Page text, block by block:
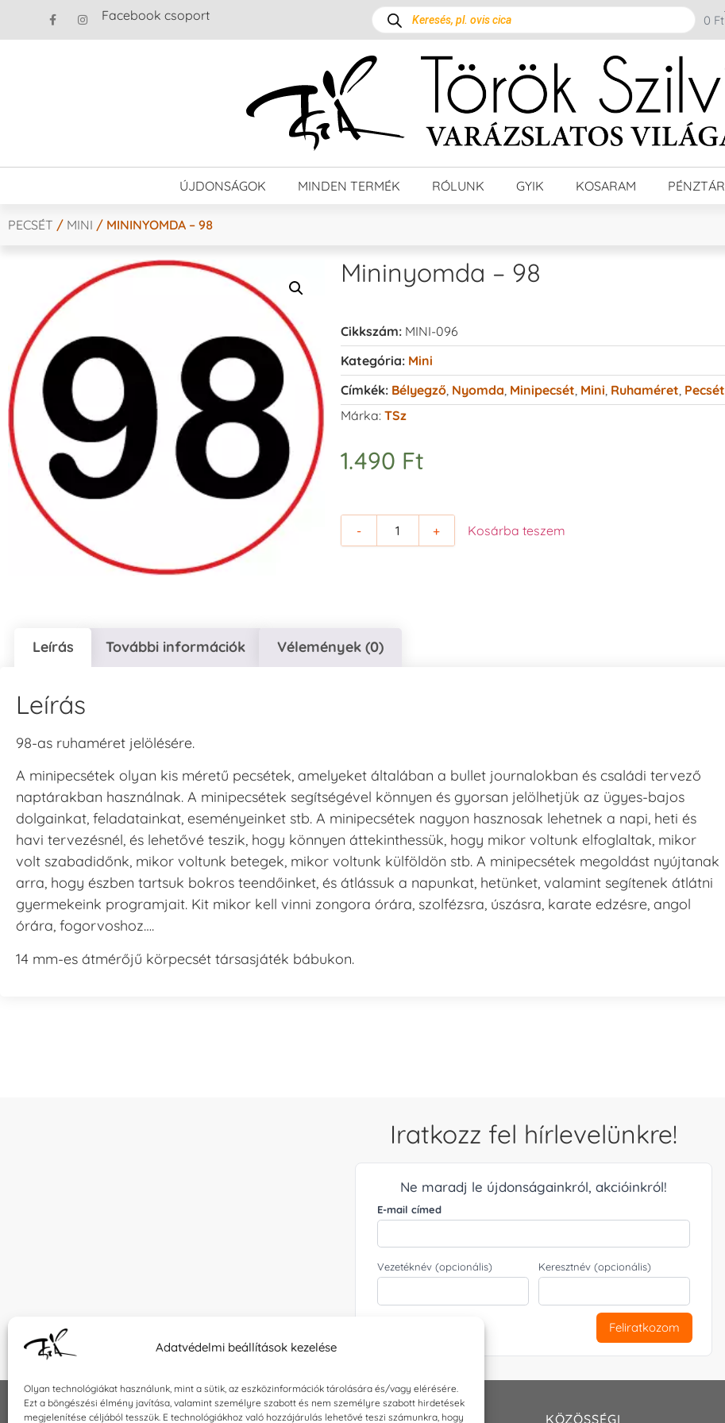
Adatvédelmi beállítások kezelése
Olyan technológiákat használunk, mint a sütik, az eszközinformációk tárolására és/vagy elérésére.
Ezt a böngészési élmény javítása, valamint személyre szabott és nem személyre szabott hirdetések
megjelenítése céljából tesszük. E technológiákhoz való hozzájárulás lehetővé teszi számunkra, hogy
Facebook csoport 0 Ft
ÚJDONSÁGOK MINDEN TERMÉK RÓLUNK GYIK KOSARAM PÉNZTÁR
PECSÉT / MINI / MININYOMDA – 98
Mininyomda – 98
Cikkszám: MINI-096
Kategória: Mini
Címkék: Bélyegző, Nyomda Minipecsét Mini Ruhaméret Pecsét
Márka: TSz
1.490 Ft
- + Kosárba teszem
Leírás További információk Vélemények (0)
Leírás
98-as ruhaméret jelölésére.
A minipecsétek olyan kis méretű pecsétek, amelyeket általában a bullet journalokban és családi tervező
naptárakban használnak. A minipecsétek segítségével könnyen és gyorsan jelölhetjük az ügyes-bajos
dolgainkat, feladatainkat, eseményeinket stb. A minipecsétek nagyon hasznosak lehetnek a napi, heti és
havi tervezésnél, és lehetővé teszik, hogy könnyen áttekinthessük, hogy mikor voltunk elfoglaltak, mikor
volt szabadidőnk, mikor voltunk betegek, mikor voltunk külföldön stb. A minipecsétek megoldást nyújtanak
arra, hogy észben tartsuk bokros teendőinket, és átlássuk a napunkat, hetünket, valamint segítenek átlátni
gyermekeink programjait. Kit mikor kell vinni zongora órára, szolfézsra, úszásra, karate edzésre, angol
órára, fogorvoshoz….
14 mm-es átmérőjű körpecsét társasjáték bábukon.
Iratkozz fel hírlevelünkre!
Ne maradj le újdonságainkról, akcióinkról!
E-mail címed
Vezetéknév (opcionális) Keresztnév (opcionális)
Feliratkozom
INFORMÁCIÓK KAPCSOLAT KÖZÖSSÉGI